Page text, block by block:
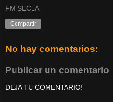
FM SECLA
Compartir
No hay comentarios:
Publicar un comentario
DEJA TU COMENTARIO!